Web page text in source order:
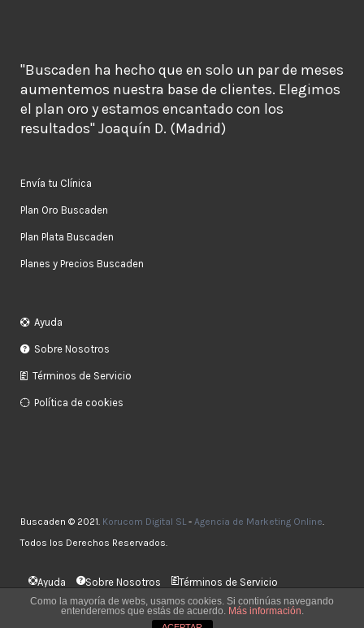
"Buscaden ha hecho que en solo un par de meses
aumentemos nuestra base de clientes. Elegimos
el plan oro y estamos encantado con los
resultados" Joaquín D. (Madrid)
Envía tu Clínica
Plan Oro Buscaden
Plan Plata Buscaden
Planes y Precios Buscaden
Ayuda
Sobre Nosotros
Términos de Servicio
Política de cookies
Buscaden © 2021. Korucom Digital SL- Agencia de Marketing Online.
Todos los Derechos Reservados.
Ayuda Sobre Nosotros
Términos de Servicio
Política de cookies
Como la mayoría de webs, usamos cookies. Si continúas navegando
entenderemos que estás de acuerdo. Más información.